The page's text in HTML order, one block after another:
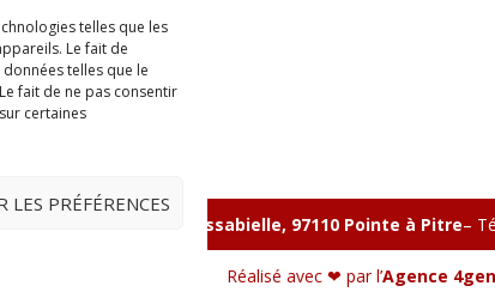
telles que les
Le fait de
telles que le
fait de ne pas consentir
certaines
LES PRÉFÉRENCES
Massabielle, Rue Massabielle, 97110 Pointe à Pitre–
Réalisé avec ❤ par l’Agence